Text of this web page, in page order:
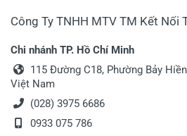
Viết nhận xét của bạn vào bên
Công Ty TNHH MTV TM Kết Nối
Chi nhánh TP. Hồ Chí Minh
115 Đường C18, Phường Bảy
Việt Nam
(028) 3975 6686
0933 075 786